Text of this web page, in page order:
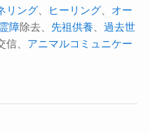
リング、 ヒーリング、 オー
霊障除去、 先祖供養
過去世
、 アニマルコミュニケー